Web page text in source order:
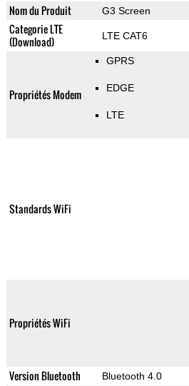
Nom du Produit G3 Screen
Categorie LTE
(Download)
LTE CAT6
Propriétés Modem
GPRS
EDGE
LTE
Standards WiFi
Propriétés WiFi
Version Bluetooth Bluetooth 4.0